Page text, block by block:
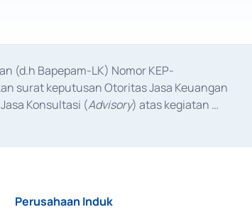
(d.h Bapepam-LK) Nomor KEP-
surat keputusan Otoritas Jasa Keuangan
Konsultasi (Advisory) atas kegiatan
Perusahaan Induk